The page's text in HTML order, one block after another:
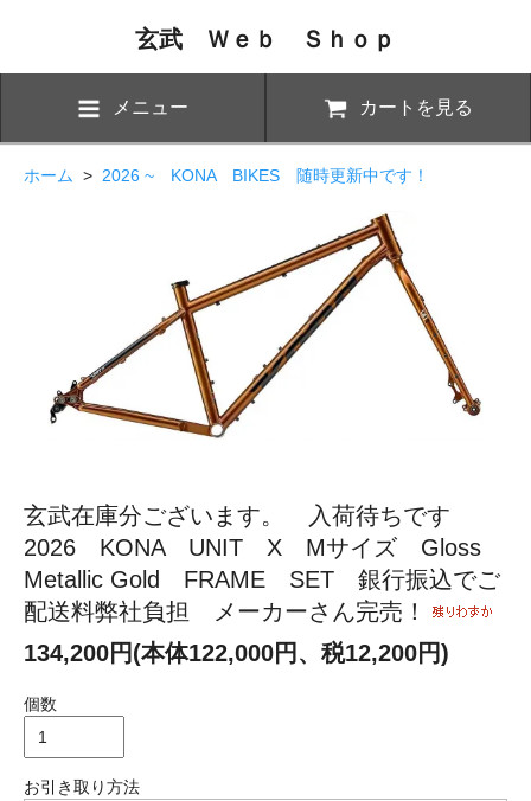
玄武 Ｗｅｂ Ｓｈｏｐ
メニュー カートを見る
ホーム > 2026 ~ KONA BIKES 随時更新中です！
玄武在庫分ございます。 入荷待ちです
2026 KONA UNIT X Mサイズ Gloss
Metallic Gold FRAME SET 銀行振込でご
配送料弊社負担 メーカーさん完売！
134,200円(本体122,000円、税12,200円)
個数
お引き取り方法